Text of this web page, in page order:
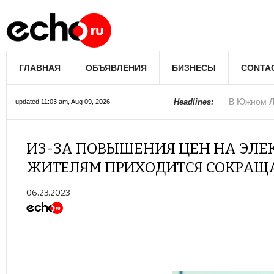
ГЛАВНАЯ ОБЪЯВЛЕНИЯ БИЗНЕСЫ
updated 11:03 am, Aug 09, 2026 Headlines:
В Лос-
В Южном
Купить
Полиция
Цены на
Раскрыты
Джеймс
Сенат США
Королеву
При
ИЗ-ЗА ПОВЫШЕНИЯ ЦЕН НА
ЖИТЕЛЯМ ПРИХОДИТСЯ
06.23.2023